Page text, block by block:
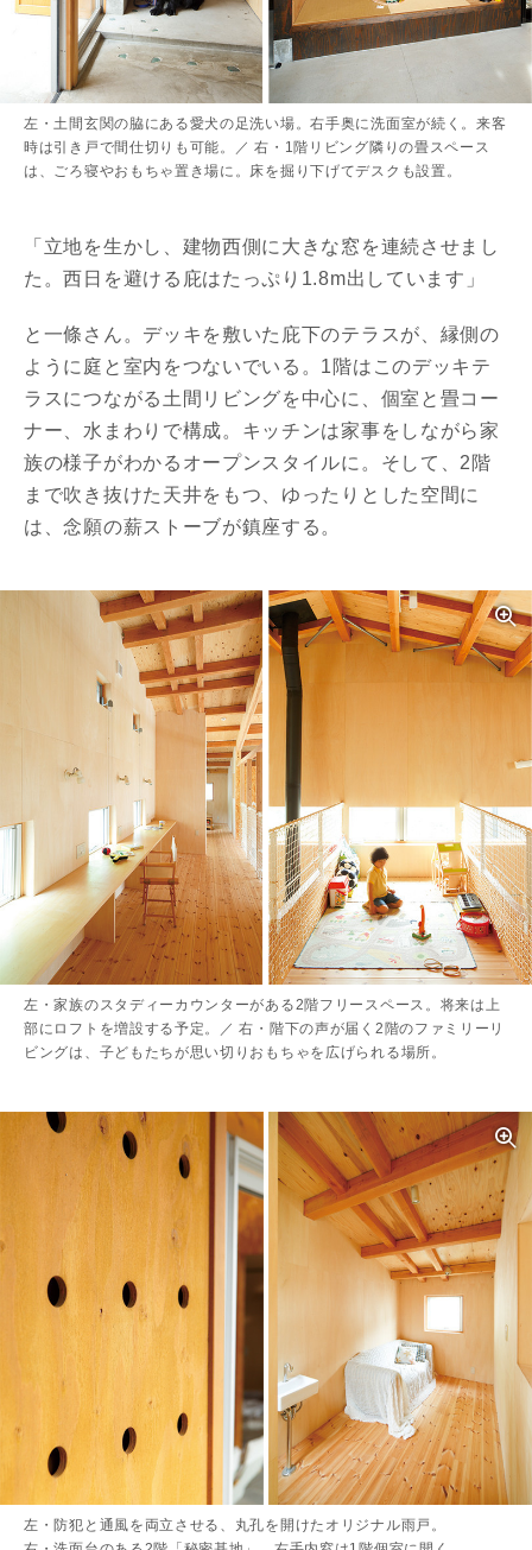
左・土間玄関の脇にある愛犬の足洗い場。右手奥に洗面室が続く。来客
時は引き戸で間仕切りも可能。／ 右・1階リビング隣りの畳スペース
は、ごろ寝やおもちゃ置き場に。床を掘り下げてデスクも設置。
「立地を生かし、建物西側に大きな窓を連続させまし
た。西日を避ける庇はたっぷり1.8m出しています」
と一條さん。デッキを敷いた庇下のテラスが、縁側の
ように庭と室内をつないでいる。1階はこのデッキテ
ラスにつながる土間リビングを中心に、個室と畳コー
ナー、水まわりで構成。キッチンは家事をしながら家
族の様子がわかるオープンスタイルに。そして、2階
まで吹き抜けた天井をもつ、ゆったりとした空間に
は、念願の薪ストーブが鎮座する。
左・家族のスタディーカウンターがある2階フリースペース。将来は上
部にロフトを増設する予定。／ 右・階下の声が届く2階のファミリーリ
ビングは、子どもたちが思い切りおもちゃを広げられる場所。
左・防犯と通風を両立させる、丸孔を開けたオリジナル雨戸。